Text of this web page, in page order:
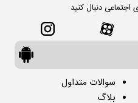
اجتماعی دنبال کنید
سوالات متداول
بلاگ